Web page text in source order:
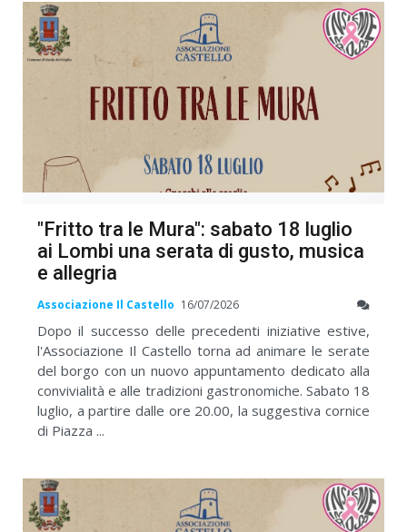
"Fritto tra le Mura": sabato 18 luglio
ai Lombi una serata di gusto, musica
e allegria
Associazione Il Castello 16/07/2026
Dopo il successo delle precedenti iniziative estive,
l'Associazione Il Castello torna ad animare le serate
del borgo con un nuovo appuntamento dedicato alla
convivialità e alle tradizioni gastronomiche. Sabato 18
luglio, a partire dalle ore 20.00, la suggestiva cornice
di Piazza ...